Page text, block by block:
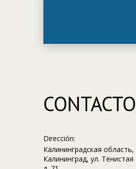
Dirección:
Калининградская область,
Калининград, ул. Тенистая